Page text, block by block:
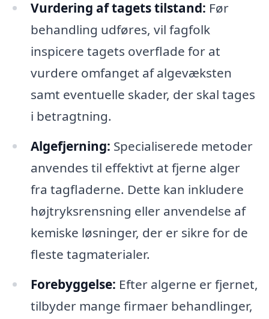
Vurdering af tagets tilstand: Før
behandling udføres, vil fagfolk
inspicere tagets overflade for at
vurdere omfanget af algevæksten
samt eventuelle skader, der skal tages
i betragtning.
Algefjerning: Specialiserede metoder
anvendes til effektivt at fjerne alger
fra tagfladerne. Dette kan inkludere
højtryksrensning eller anvendelse af
kemiske løsninger, der er sikre for de
fleste tagmaterialer.
Forebyggelse: Efter algerne er fjernet,
tilbyder mange firmaer behandlinger,